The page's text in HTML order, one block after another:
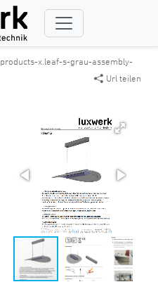
products-x.leaf-s-grau-assembly-
Url teilen